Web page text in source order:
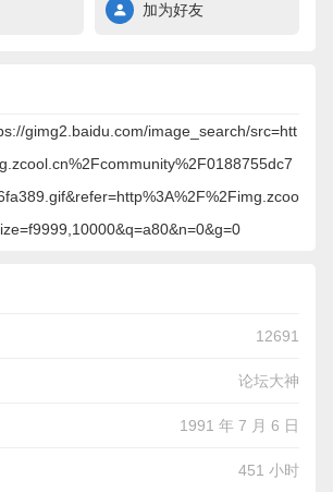
加为好友
gimg2.baidu.com/image_search/src=htt
12691
论坛大神
1991 年 7 月 6 日
451 小时